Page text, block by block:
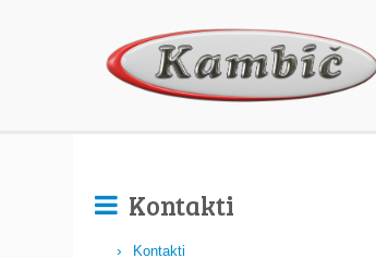
Kontakti
Kontakti